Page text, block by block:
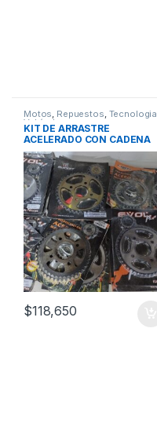
Motos, Repuestos, Tecnologia
Vehículo
KIT DE ARRASTRE
ACELERADO CON CADENA
ORRINADA 520
$118,650